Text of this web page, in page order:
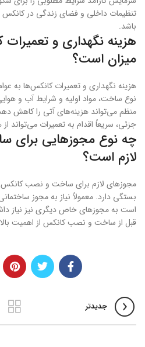
تنظیمات داخلی و فضای زندگی در کانکس
باشد.
هزینه نگهداری و
میزان است؟
هزینه نگهداری و تعمیرات کانکس‌ها به
نوع ساخت، مواد اولیه و شرایط آب و
منظم می‌تواند هزینه‌های آتی را کاهش
جزئی، سریعاً اقدام به تعمیرات می‌تواند از
چه نوع مجوزهایی
لازم است؟
مجوزهای لازم برای ساخت و نصب کانکس
بستگی دارد. معمولاً نیاز به مجوز
است به مجوزهای خاص دیگری نیز نیاز
قبل از ساخت و نصب کانکس از اهمیت
جدیدتر